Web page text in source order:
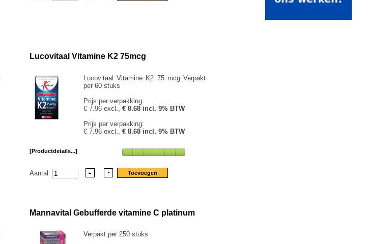
Lucovitaal Vitamine K2 75mcg
Lucovitaal Vitamine K2 75 mcg Verpakt
per 60 stuks
Prijs per verpakking:
€ 7.96 excl., € 8.68 incl. 9% BTW
Prijs per verpakking:
€ 7.96 excl., € 8.68 incl. 9% BTW
[Productdetails...]
Aantal:
Mannavital Gebufferde vitamine C platinum
Verpakt per 250 stuks